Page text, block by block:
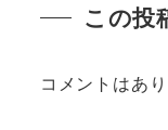
この投
コメントはあり